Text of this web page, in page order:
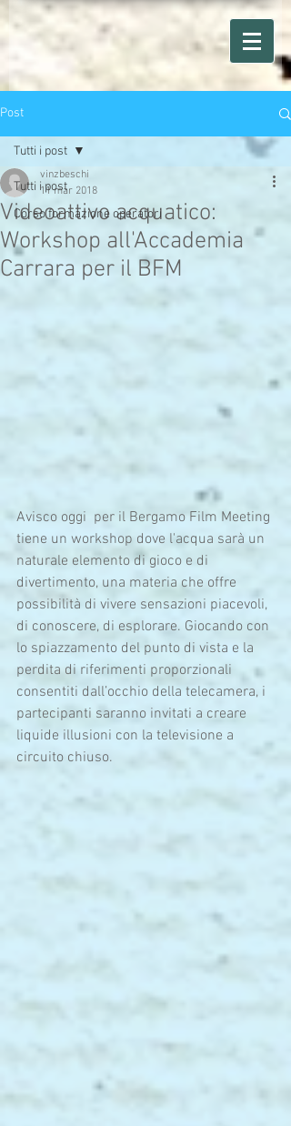
Post
Tutti i post
Corso formazione operatori
Tutti i post
Videoattivo acquatico:
Workshop all'Accademia
Carrara per il BFM
vinzbeschi
11 mar 2018
Avisco oggi  per il Bergamo Film Meeting
tiene un workshop dove l'acqua sarà un
naturale elemento di gioco e di
divertimento, una materia che offre
possibilità di vivere sensazioni piacevoli,
di conoscere, di esplorare. Giocando con
lo spiazzamento del punto di vista e la
perdita di riferimenti proporzionali
consentiti dall’occhio della telecamera, i
partecipanti saranno invitati a creare
liquide illusioni con la televisione a
circuito chiuso.